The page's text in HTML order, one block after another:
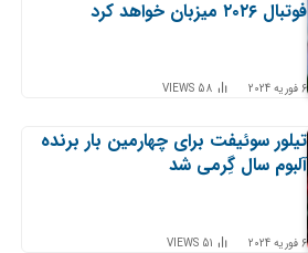
فوتبال ۲۰۲۶ میزبان خواهد کرد
6 فوریه 2024 58
VIEWS
تیلور سوئیفت برای چهارمین بار برنده
آلبوم سال گِرمی شد
6 فوریه 2024 51
VIEWS